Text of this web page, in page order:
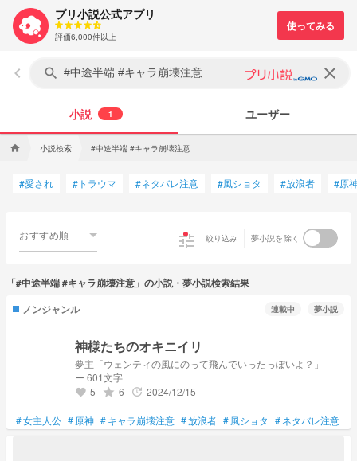
プリ小説公式アプリ
評価6,000件以上
keyboard_arrow_left search clear
小説 1 ユーザー
home 小説検索 #中途半端 #キャラ崩壊注意
#愛され # トラウマ #ネタバレ注意 #風ショタ #放浪者 #原
おすすめ順 tune 絞り込み 夢小説を除く
「#中途半端 #キャラ崩壊注意」の小説・夢小説検索結果
ノンジャンル
連載中 夢小説
神様たちのオキニイリ
夢主「ウェンティの風にのって飛んでいったっぽいよ？」
ー 601文字
favorite 5 grade 6 update 2024/12/15
#女主人公 #原神 #キャラ崩壊注意 #放浪者 #風ショタ #ネタバレ注意